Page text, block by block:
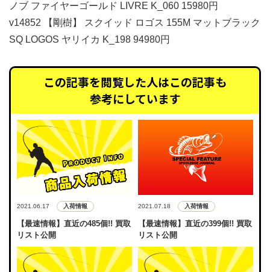
ノブ ファイヤーゴールド LIVRE K_060 15980円
v14852 【剛樹】 スクイッド ロゴス 155M マットブラック
SQ LOGOS ヤリイカ K_198 94980円
この記事を閲覧した人はこの記事も
参考にしています
2021.06.17 入荷情報
【最速情報】直近の485個!! 買取
リスト公開
2021.07.18 入荷情報
【最速情報】直近の399個!! 買取
リスト公開